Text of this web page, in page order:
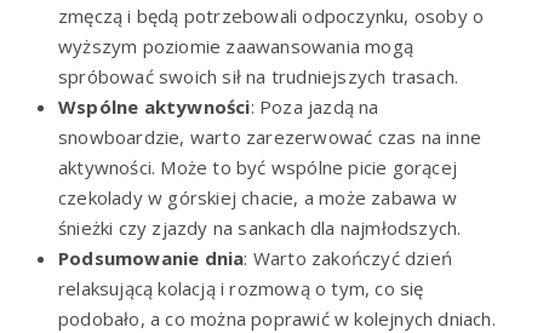
zmęczą i będą potrzebowali odpoczynku, osoby o
wyższym poziomie zaawansowania mogą
spróbować swoich sił na trudniejszych trasach.
Wspólne aktywności: Poza jazdą na
snowboardzie, warto zarezerwować czas na inne
aktywności. Może to być wspólne picie gorącej
czekolady w górskiej chacie, a może zabawa w
śnieżki czy zjazdy na sankach dla najmłodszych.
Podsumowanie dnia: Warto zakończyć dzień
relaksującą kolacją i rozmową o tym, co się
podobało, a co można poprawić w kolejnych dniach.